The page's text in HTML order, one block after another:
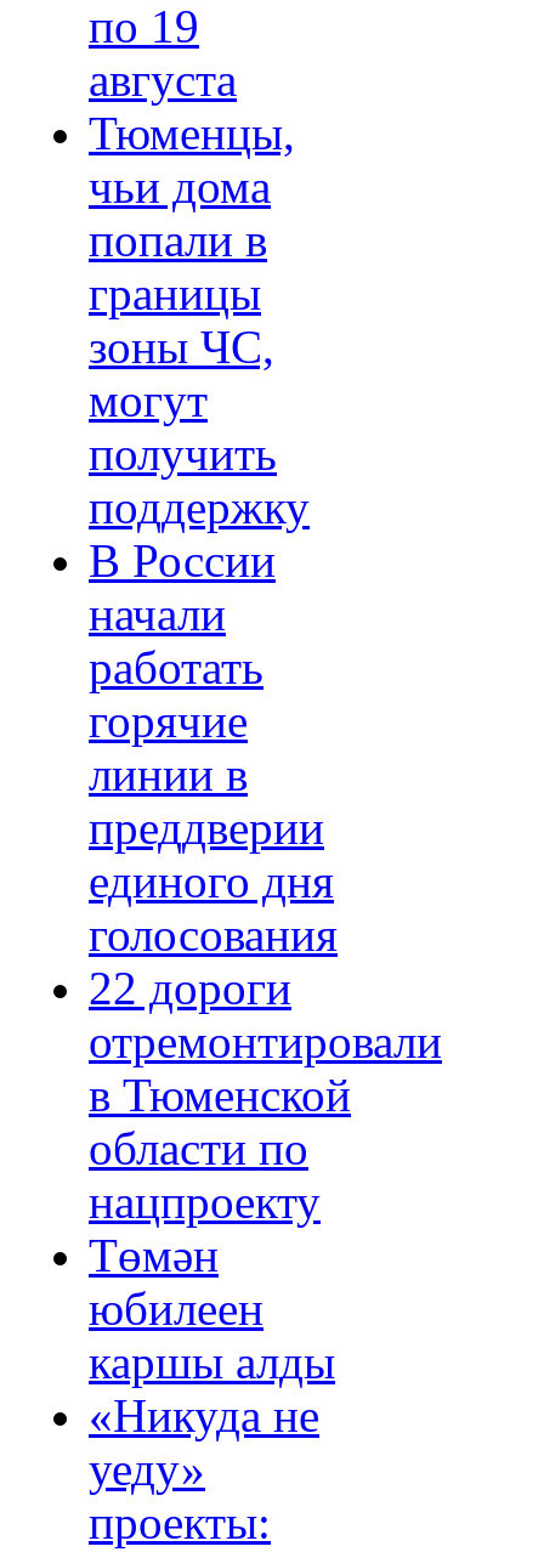
по 19
августа
Тюменцы,
чьи дома
попали в
границы
зоны ЧС,
могут
получить
поддержку
В России
начали
работать
горячие
линии в
преддверии
единого дня
голосования
22 дороги
отремонтировали
в Тюменской
области по
нацпроекту
Төмән
юбилеен
каршы алды
«Никуда не
уеду»
проекты: